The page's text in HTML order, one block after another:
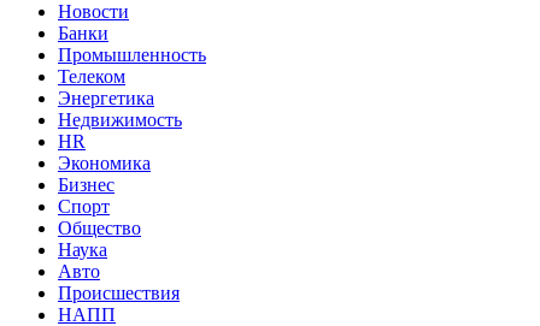
Новости
Банки
Промышленность
Телеком
Энергетика
Недвижимость
HR
Экономика
Бизнес
Спорт
Общество
Наука
Авто
Происшествия
НАПП